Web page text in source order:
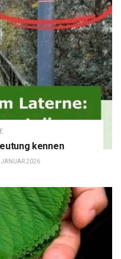
kennen
2026